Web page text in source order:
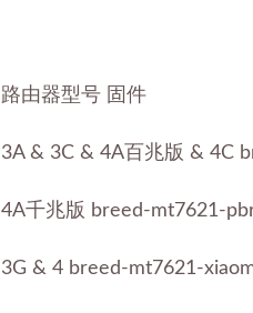
路由器型号 固件
3A & 3C & 4A百兆版 & 4C
4A千兆版 breed-mt7621-
3G & 4 breed-mt7621-